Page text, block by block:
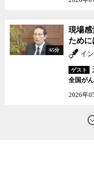
65分
現場感
ため
イ
ゲスト
全国が
2026年